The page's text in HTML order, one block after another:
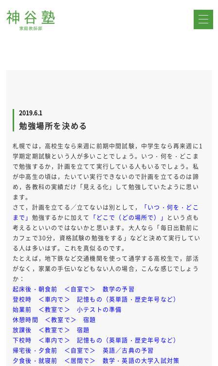
2019.6.1
勉強場所を決める
札幌では，高校生なら来週に前期中間試験，中学生なら再来週に1
学期定期試験という人が多いことでしょう。いつ・何を・どこま
で勉強するか，計画を立てて実行している人もいるでしょう。私
が中高生の頃は，たいてい実行できないので計画を立てるのは諦
め，各教科の実績だけ「見える化」して勉強していたように思い
ます。
さて，計画を立てる／立てないは別として，
「いつ・何を・どこ
まで」 勉強するかに加えて 「どこで（どの場所で）」 という点も
考えるといいのではないかと思います。大人なら「毎日出勤前に
カフェで30分，資格試験の勉強をする」などと決めて実行してい
る人は多いはず。これを真似るのです。
たとえば，地下鉄など交通機関を使って通学する高校生で，部活
がなく，家業の手伝いなどもない人の場合，こんな感じでしょう
か：
起床後・朝食前 ＜自室で＞ 数学の予習
登校時 ＜車内で＞ 記憶もの（英単語・歴史年号など）
始業前 ＜教室で＞ 小テストの準備
休憩時間 ＜教室で＞ 宿題
放課後 ＜教室で＞ 宿題
下校時 ＜車内で＞ 記憶もの（英単語・歴史年号など）
帰宅後・夕食前 ＜自室で＞ 英語／古典の予習
夕食後・就寝前 ＜居間で＞ 数学・英語の大学入試対策